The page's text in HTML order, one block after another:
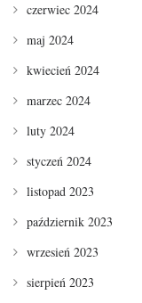
czerwiec 2024
maj 2024
kwiecień 2024
marzec 2024
luty 2024
styczeń 2024
listopad 2023
październik 2023
wrzesień 2023
sierpień 2023